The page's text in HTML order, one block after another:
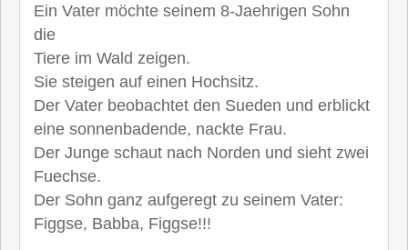
Ein Vater möchte seinem 8-Jaehrigen Sohn
die
Tiere im Wald zeigen.
Sie steigen auf einen Hochsitz.
Der Vater beobachtet den Sueden und erblickt
eine sonnenbadende, nackte Frau.
Der Junge schaut nach Norden und sieht zwei
Fuechse.
Der Sohn ganz aufgeregt zu seinem Vater:
Figgse, Babba, Figgse!!!